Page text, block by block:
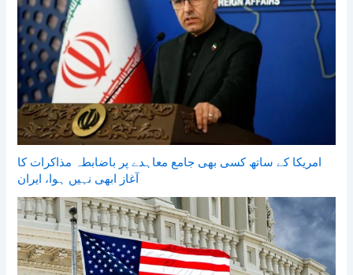
امریکا کے ساتھ کسی بھی جامع معاہدے پر باضابطہ مذاکرات کا
آغاز ابھی نہیں ہوا، ایران